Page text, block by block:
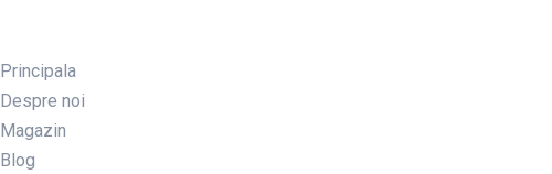
Principala
Despre noi
Magazin
Blog